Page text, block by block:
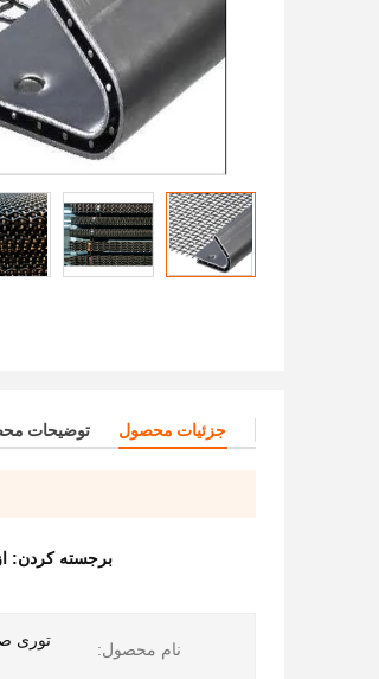
جزئیات محصول توضیحات
برجسته کردن:
نام محصول:
توری